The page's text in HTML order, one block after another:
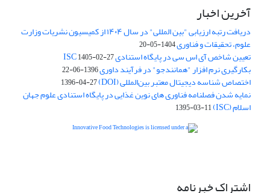
آخرین اخبار
دریافت رتبه ارزیابی "بین المللی" در سال ۱۴۰۴ از کمیسیون نشریات وزارت
علوم، تحقیقات و فناوری1404-05-20
تعیین شاخص آی اس سی در پایگاه استنادی ISC1405-02-27
بکارگیری نرم افزار "همانندجو" در فرآیند داوری1396-06-22
اختصاص شناسه دیجیتال معتبر بین‌المللی (DOI) 1396-04-27
نمایه شدن فصلنامه فناوری های نوین غذایی در پایگاه استنادی علوم جهان
اسلام (ISC) 1395-03-11
اشتراک خبرنامه